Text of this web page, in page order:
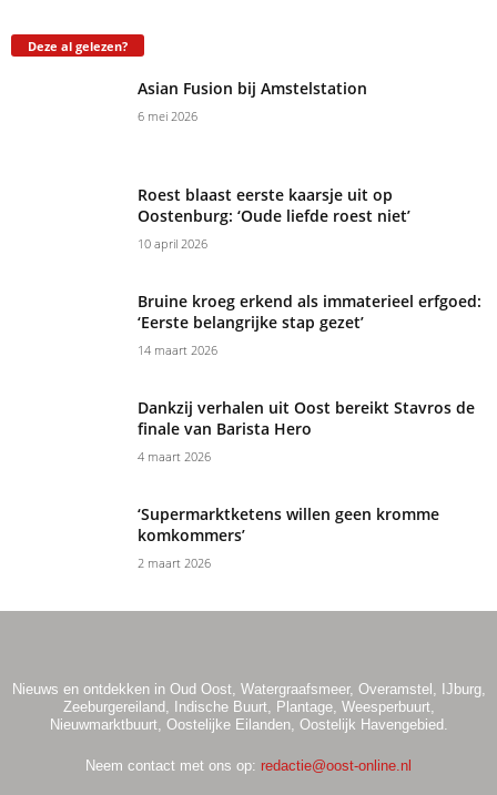
Deze al gelezen?
Asian Fusion bij Amstelstation
6 mei 2026
Roest blaast eerste kaarsje uit op
Oostenburg: ‘Oude liefde roest niet’
10 april 2026
Bruine kroeg erkend als immaterieel erfgoed:
‘Eerste belangrijke stap gezet’
14 maart 2026
Dankzij verhalen uit Oost bereikt Stavros de
finale van Barista Hero
4 maart 2026
‘Supermarktketens willen geen kromme
komkommers’
2 maart 2026
Nieuws en ontdekken in Oud Oost, Watergraafsmeer, Overamstel, IJburg,
Zeeburgereiland, Indische Buurt, Plantage, Weesperbuurt,
Nieuwmarktbuurt, Oostelijke Eilanden, Oostelijk Havengebied.
Neem contact met ons op: redactie@oost-online.nl